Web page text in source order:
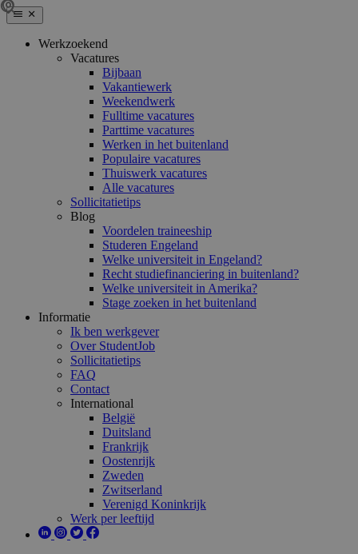
Werkzoekend
Vacatures
Bijbaan
Vakantiewerk
Weekendwerk
Fulltime vacatures
Parttime vacatures
Werken in het buitenland
Populaire vacatures
Thuiswerk vacatures
Alle vacatures
Sollicitatietips
Blog
Voordelen traineeship
Studeren Engeland
Welke universiteit in Engeland?
Recht studiefinanciering in buitenland?
Welke universiteit in Amerika?
Stage zoeken in het buitenland
Informatie
Ik ben werkgever
Over StudentJob
Sollicitatietips
FAQ
Contact
International
België
Duitsland
Frankrijk
Oostenrijk
Zweden
Zwitserland
Verenigd Koninkrijk
Werk per leeftijd